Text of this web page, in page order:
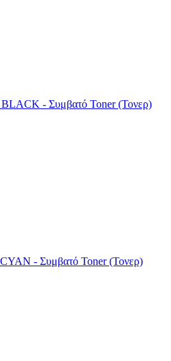
- Συμβατό Toner (Τονερ)
- Συμβατό Toner (Τονερ)